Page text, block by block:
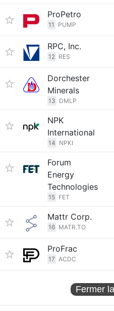
ProPetro
11 PUMP
RPC, Inc.
12 RES
Dorchester
Minerals
13 DMLP
NPK
International
14 NPKI
Forum
Energy
Technologies
15 FET
Mattr Corp.
16 MATR.TO
ProFrac
17 ACDC
Fermer